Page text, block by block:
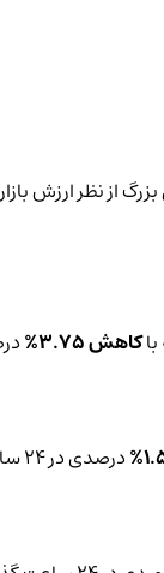
از نظر ارزش
کاهش 3.75%
درصدی در 24 ساعت گذشته، رتبه پنجم در این لیست را دارد.‌ قیمت فعلی بایننس کوین